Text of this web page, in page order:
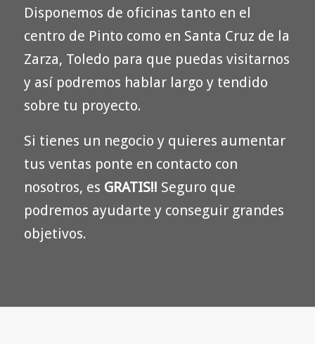
Disponemos de oficinas tanto en el
centro de Pinto como en Santa Cruz de la
Zarza, Toledo para que puedas visitarnos
y así podremos hablar largo y tendido
sobre tu proyecto.
Si tienes un negocio y quieres aumentar
tus ventas ponte en contacto con
nosotros, es GRATIS!! Seguro que
podremos ayudarte y conseguir grandes
objetivos.